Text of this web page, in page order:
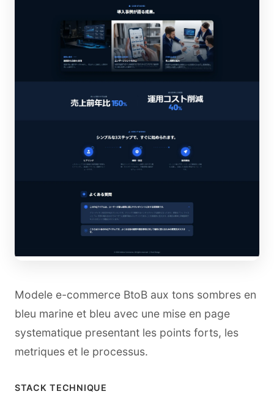
Modele e-commerce BtoB aux tons sombres en
bleu marine et bleu avec une mise en page
systematique presentant les points forts, les
metriques et le processus.
STACK TECHNIQUE